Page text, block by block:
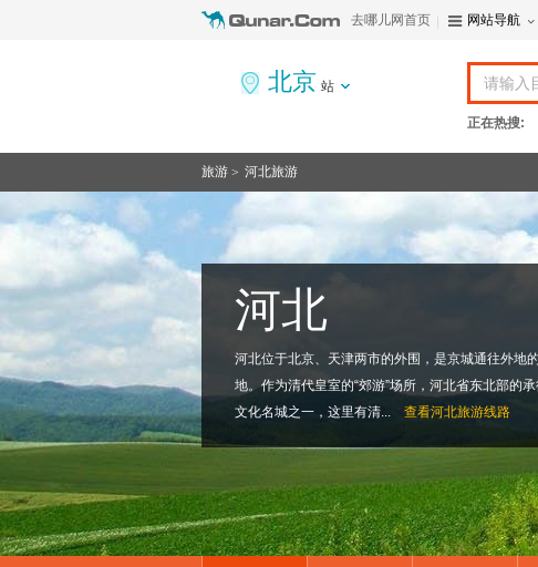
去哪儿网首页 网站导航
北京 站
正在热搜:
旅游 > 河北旅游
河北
河北位于北京、天津两市的外围，是京城通往外地
地。作为清代皇室的“郊游”场所，河北省东北部的
文化名城之一，这里有清...
查看河北旅游线路